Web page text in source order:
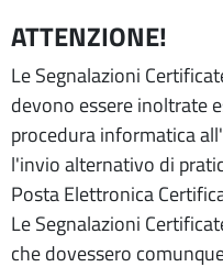
ATTENZIONE!
Le Segnalazioni
devono essere inoltrate
procedura informatica
l'invio alternativo di
Posta Elettronica
Le Segnalazioni
che dovessero